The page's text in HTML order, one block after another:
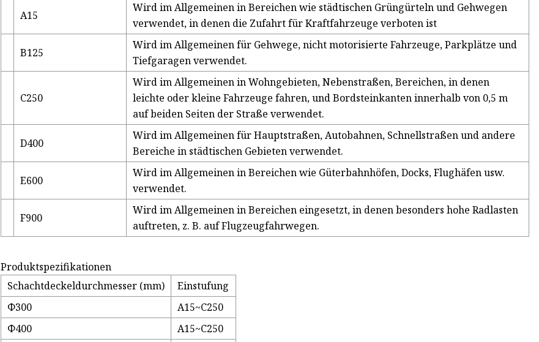
A15
Wird im Allgemeinen in Bereichen wie städtischen Grüngürteln und Gehwegen
verwendet, in denen die Zufahrt für Kraftfahrzeuge verboten ist
B125
Wird im Allgemeinen für Gehwege, nicht motorisierte Fahrzeuge, Parkplätze und
Tiefgaragen verwendet.
C250
Wird im Allgemeinen in Wohngebieten, Nebenstraßen, Bereichen, in denen
leichte oder kleine Fahrzeuge fahren, und Bordsteinkanten innerhalb von 0,5 m
auf beiden Seiten der Straße verwendet.
D400
Wird im Allgemeinen für Hauptstraßen, Autobahnen, Schnellstraßen und andere
Bereiche in städtischen Gebieten verwendet.
E600
Wird im Allgemeinen in Bereichen wie Güterbahnhöfen, Docks, Flughäfen usw.
verwendet.
F900
Wird im Allgemeinen in Bereichen eingesetzt, in denen besonders hohe Radlasten
auftreten, z. B. auf Flugzeugfahrwegen.
Produktspezifikationen
Schachtdeckeldurchmesser (mm)
Einstufung
Φ300
A15~C250
Φ400
A15~C250